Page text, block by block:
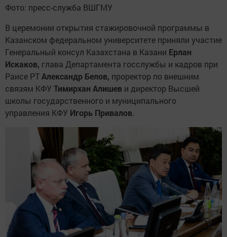
Фото: пресс-служба ВШГМУ
В церемонии открытия стажировочной программы в
Казанском федеральном университете приняли участие
Генеральный консул Казахстана в Казани Ерлан
Искаков, глава Департамента госслужбы и кадров при
Раисе РТАлександр Белов, проректор по внешним
связям КФУ Тимирхан Алишев и директор Высшей
школы государственного и муниципального
управления КФУ Игорь Привалов.